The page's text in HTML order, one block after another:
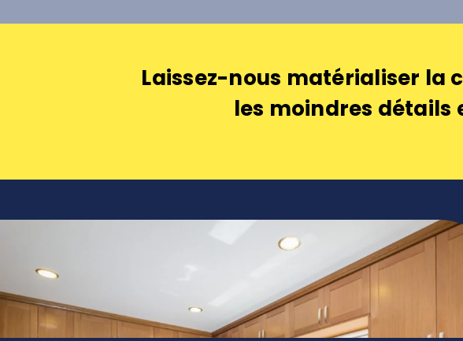
Laissez-nous matérialiser la
les moindres détails